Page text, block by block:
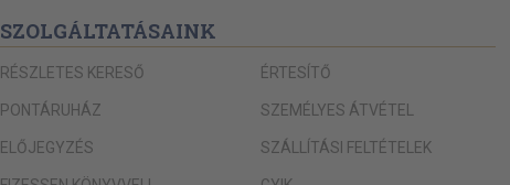
SZOLGÁLTATÁSAINK
RÉSZLETES KERESŐ
PONTÁRUHÁZ
ELŐJEGYZÉS
ÉRTESÍTŐ
SZEMÉLYES ÁTVÉTEL
SZÁLLÍTÁSI FELTÉTELEK